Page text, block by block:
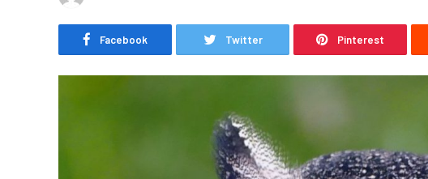
Facebook Twitter Pinterest